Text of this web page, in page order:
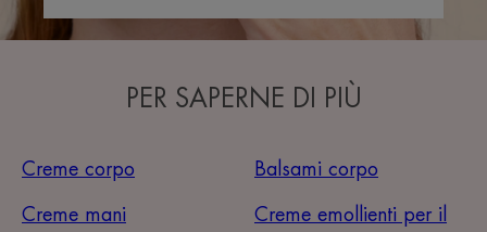
PER SAPERNE DI PIÙ
Creme corpo Balsami corpo
Creme mani
Creme emollienti per il